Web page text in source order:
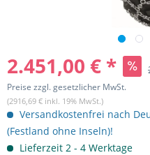
2.451,00 € *
Preise zzgl. gesetzlicher MwSt.
(2916,69 € inkl. 19% MwSt.)
Versandkostenfrei nach
(Festland ohne Inseln)!
Lieferzeit 2 - 4 Werktage